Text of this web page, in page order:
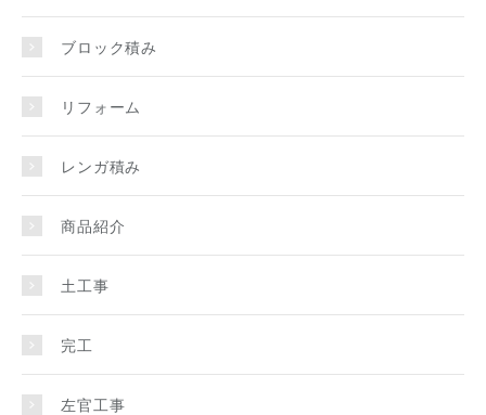
ブロック積み
リフォーム
レンガ積み
商品紹介
土工事
完工
左官工事